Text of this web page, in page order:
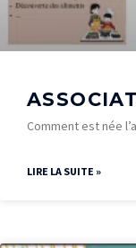
Comment est née
LIRE LA SUITE »